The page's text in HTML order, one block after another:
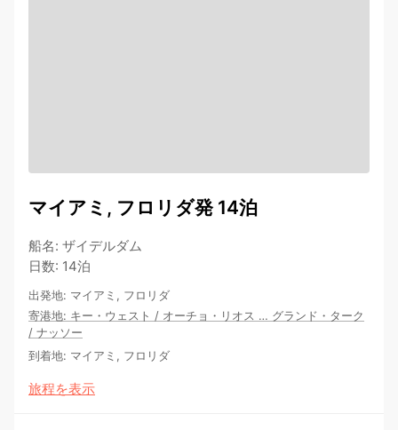
マイアミ, フロリダ発 14泊
船名: ザイデルダム
日数: 14泊
出発地: マイアミ, フロリダ
寄港地: キー・ウェスト / オーチョ・リオス … グランド・ターク
/ ナッソー
到着地: マイアミ, フロリダ
旅程を表示